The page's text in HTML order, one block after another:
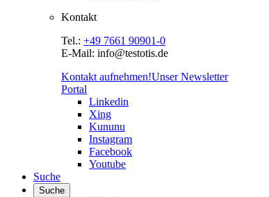
Kontakt
Tel.: +49 7661 90901-0
E-Mail: info@testotis.de
Kontakt aufnehmen!Unser Newsletter
Portal
Linkedin
Xing
Kununu
Instagram
Facebook
Youtube
Suche
Suche